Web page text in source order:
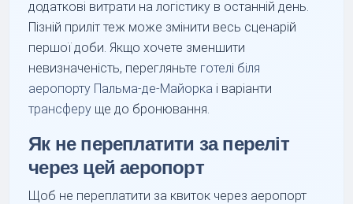
додаткові витрати на логістику в останній день.
Пізній приліт теж може змінити весь сценарій
першої доби. Якщо хочете зменшити
невизначеність, перегляньте готелі біля
аеропорту Пальма-де-Майорка і варіанти
трансферу ще до бронювання.
Як не переплатити за переліт
через цей аеропорт
Щоб не переплатити за квиток через аеропорт